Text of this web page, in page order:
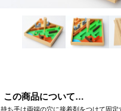
この商品について…
持ち手は両端の穴に接着剤をつけて固定